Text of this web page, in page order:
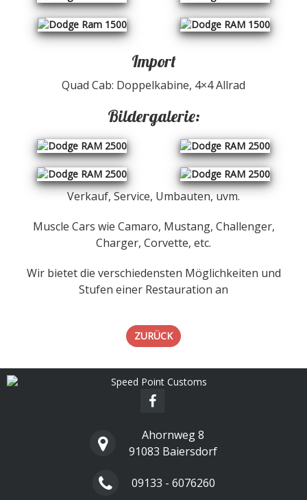
Import
Quad Cab: Doppelkabine, 4×4 Allrad
Bildergalerie:
Verkauf, Service, Umbauten, uvm.
Muscle Cars wie Camaro, Mustang, Challenger,
Charger, Corvette, etc.
Wir bietet die verschiedensten Möglichkeiten und
Stufen einer Restauration an
ZURÜCK
Ahornweg 8
91083 Baiersdorf
09133 - 6076260